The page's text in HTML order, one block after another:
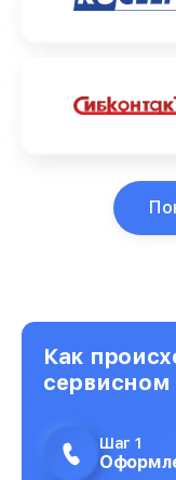
Как
сервисном
Шаг 1